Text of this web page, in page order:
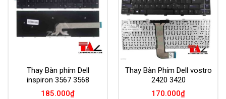
Thay Bàn phím Dell
inspiron 3567 3568
185.000₫
Thay Bàn Phím Dell vostro
2420 3420
170.000₫